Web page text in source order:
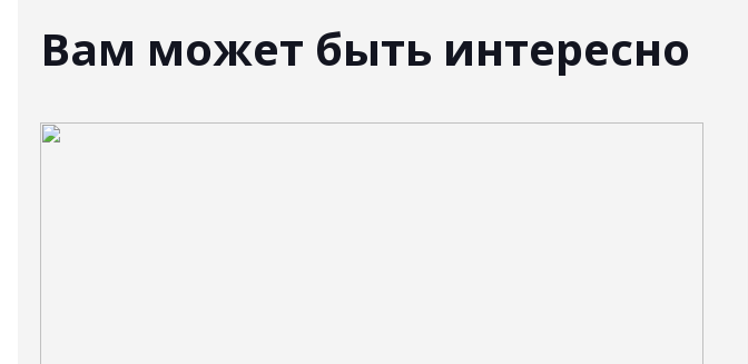
Вам может быть интересно